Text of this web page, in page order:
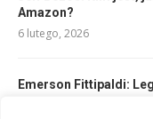
Amazon?
6 lutego, 2026
Emerson Fittipaldi: